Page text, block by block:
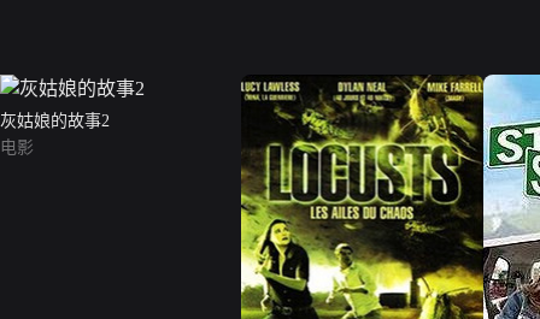
灰姑娘的故事2
电影